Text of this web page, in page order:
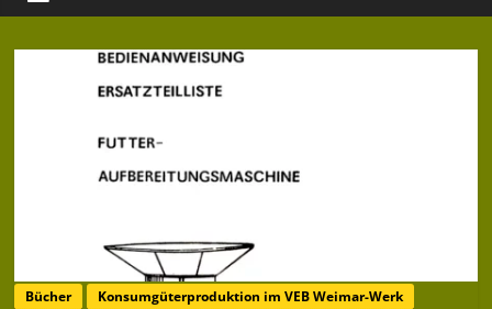
Bücher Konsumgüterproduktion im VEB Weimar-Werk